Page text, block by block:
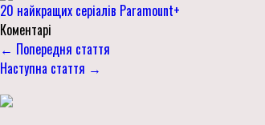
20 найкращих серіалів Paramount+
Коментарі
← Попередня стаття
Наступна стаття →